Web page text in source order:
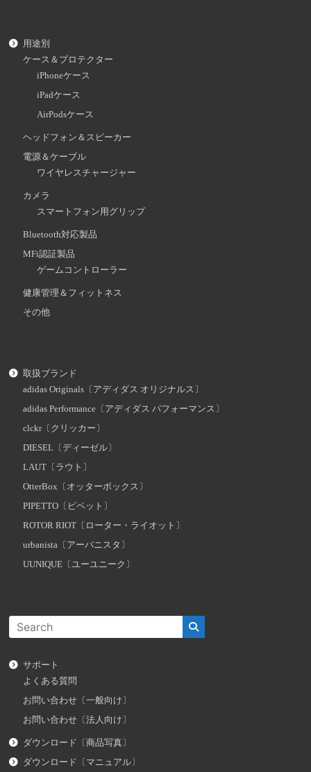
用途別
ケース＆プロテクター
iPhoneケース
iPadケース
AirPodsケース
ヘッドフォン＆スピーカー
電源＆ケーブル
ワイヤレスチャージャー
カメラ
スマートフォン用グリップ
Bluetooth対応製品
MFi認証製品
ゲームコントローラー
健康管理＆フィットネス
その他
取扱ブランド
adidas Originals〔アディダス オリジナルス〕
adidas Performance〔アディダス パフォーマンス〕
clckr〔クリッカー〕
DIESEL〔ディーゼル〕
LAUT〔ラウト〕
OtterBox〔オッターボックス〕
PIPETTO〔ピペット〕
ROTOR RIOT〔ローター・ライオット〕
urbanista〔アーバニスタ〕
UUNIQUE〔ユーユニーク〕
サポート
よくある質問
お問い合わせ〔一般向け〕
お問い合わせ〔法人向け〕
ダウンロード〔商品写真〕
ダウンロード〔マニュアル〕